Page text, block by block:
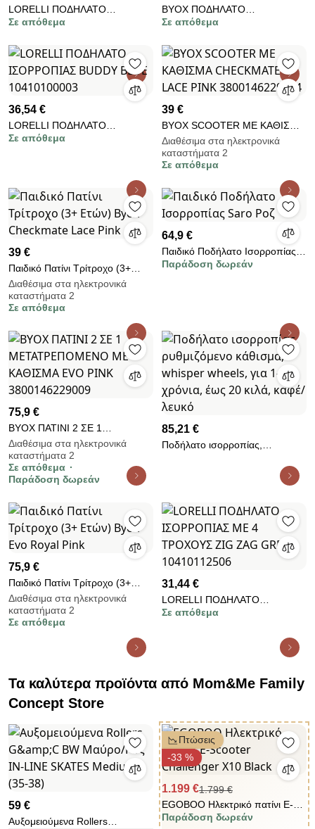
LORELLI ΠΟΔΗΛΑΤΟ
ΙΣΟΡΡΟΠΙΑΣ BUDDY BEIGE
Σε απόθεμα
BYOX ΠΟΔΗΛΑΤΟ
ΙΣΟΡΡΟΠΙΑΣ MINI CRUZE
Σε απόθεμα
36,54 €
LORELLI ΠΟΔΗΛΑΤΟ
ΙΣΟΡΡΟΠΙΑΣ BUDDY BLUE
Σε απόθεμα
39 €
BYOX SCOOTER ME ΚΑΘΙΣΜΑ
CHECKMATE LACE PINK
3800146229634
Διαθέσιμα στα ηλεκτρονικά
καταστήματα 2
Σε απόθεμα
39 €
Παιδικό Πατίνι Τρίτροχο (3+
Ετών) Byox Checkmate Lace
Pink
Διαθέσιμα στα ηλεκτρονικά
καταστήματα 2
Σε απόθεμα
64,9 €
Παιδικό Ποδήλατο Ισορροπίας
Saro Ροζ
Παράδοση δωρεάν
75,9 €
BYOX ΠΑΤΙΝΙ 2 ΣΕ 1
ΜΕΤΑΤΡΕΠΟΜΕΝΟ ΜΕ
ΚΑΘΙΣΜΑ EVO PINK
3800146229009
Διαθέσιμα στα ηλεκτρονικά
καταστήματα 2
Σε απόθεμα
Παράδοση δωρεάν
85,21 €
Ποδήλατο ισορροπίας,
wheels, για 1-3 χρόνια, έως 20
75,9 €
Παιδικό Πατίνι Τρίτροχο (3+
Ετών) Byox Evo Royal Pink
Διαθέσιμα στα ηλεκτρονικά
καταστήματα 2
Σε απόθεμα
31,44 €
LORELLI ΠΟΔΗΛΑΤΟ
ΙΣΟΡΡΟΠΙΑΣ ΜΕ 4 ΤΡΟΧΟΥΣ
Σε απόθεμα
Τα καλύτερα προϊόντα από Mom&Me Family
Concept Store
59 €
Αυξομειούμενα Rollers
Πτώσεις
-33 %
1.199 €1.799 €
EGOBOO Ηλεκτρικό πατίνι Ε-
Scooter Challenger X10 Black
Παράδοση δωρεάν